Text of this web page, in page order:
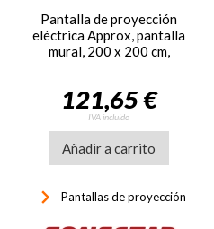
Pantalla de proyección
eléctrica Approx, pantalla
mural, 200 x 200 cm,
121,65 €
IVA incluido
Añadir a carrito
keyboard_arrow_right Pantallas de proyección